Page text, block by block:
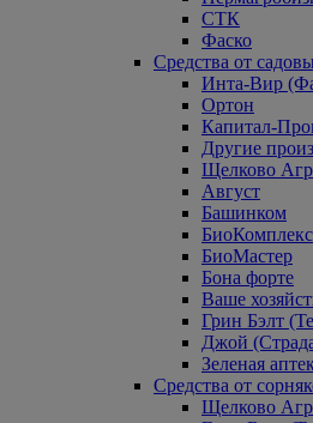
СТК
Фаско
Средства от
Инта-Вир
Ортон
Капитал-
Другие
Щелково
Август
Башинком
БиоКомплекс
БиоМастер
Бона форте
Ваше
Грин Бэлт
Джой
Зеленая
Средства от
Щелково